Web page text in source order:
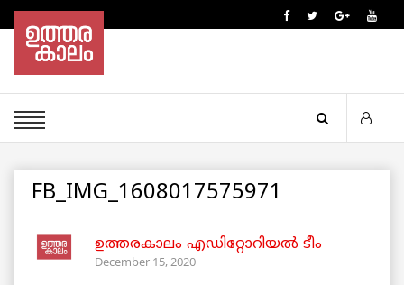
FB_IMG_1608017575971
ഉത്തരകാലം എഡിറ്റോറിയല്‍ ടീം
December 15, 2020